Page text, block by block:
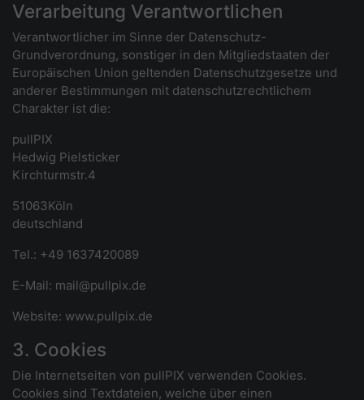
Verarbeitung Verantwortlichen
Verantwortlicher im Sinne der Datenschutz-
Grundverordnung, sonstiger in den Mitgliedstaaten der
Europäischen Union geltenden Datenschutzgesetze und
anderer Bestimmungen mit datenschutzrechtlichem
Charakter ist die:
pullPIX
Hedwig Pielsticker
Kirchturmstr.4
51063Köln
deutschland
Tel.: +49 1637420089
E-Mail: mail@pullpix.de
Website: www.pullpix.de
3. Cookies
Die Internetseiten von pullPIX verwenden Cookies.
Cookies sind Textdateien, welche über einen